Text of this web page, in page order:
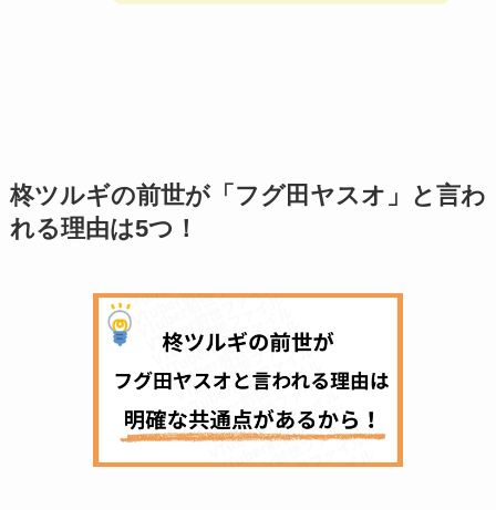
柊ツルギの前世が「フグ田ヤスオ」と言わ
れる理由は5つ！